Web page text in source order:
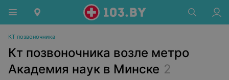
КТ позвоночника
Кт позвоночника возле метро
Академия наук в Минске 2